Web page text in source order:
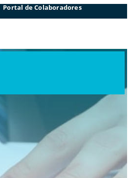
Portal de Colaboradores